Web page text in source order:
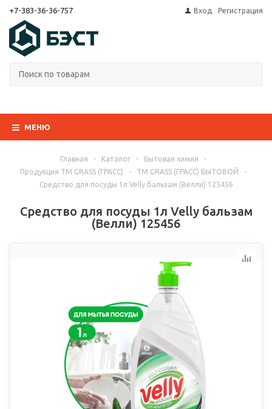
+7-383-36-36-757 Вход Регистрация
МЕНЮ
Главная - Каталог - Бытовая химия
-
Продукция ТМ GRASS (ГРАСС)
- ТМ GRASS (ГРАСС) БЫТОВОЙ
-
Средство для посуды 1л Velly бальзам (Велли) 125456
Средство для посуды 1л Velly бальзам
(Велли) 125456